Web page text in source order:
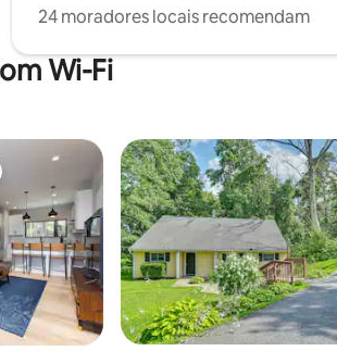
24 moradores locais recomendam
Wi-Fi
dos hóspedes